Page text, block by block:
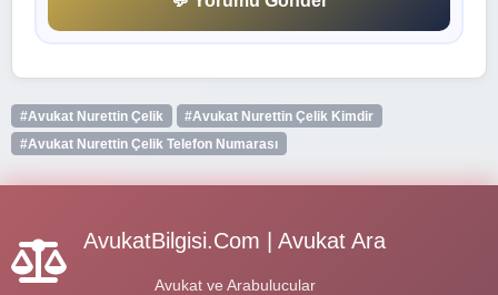
#Avukat Nurettin Çelik
#Avukat Nurettin Çelik Kimdir
#Avukat Nurettin Çelik Telefon Numarası
AvukatBilgisi.Com | Avukat Ara
Avukat ve Arabulucular